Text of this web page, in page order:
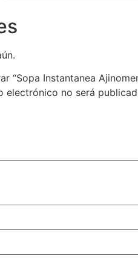
“Sopa Instantanea
electrónico no será